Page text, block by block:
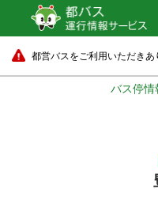
都営バスをご利用いただきあ
バス停情